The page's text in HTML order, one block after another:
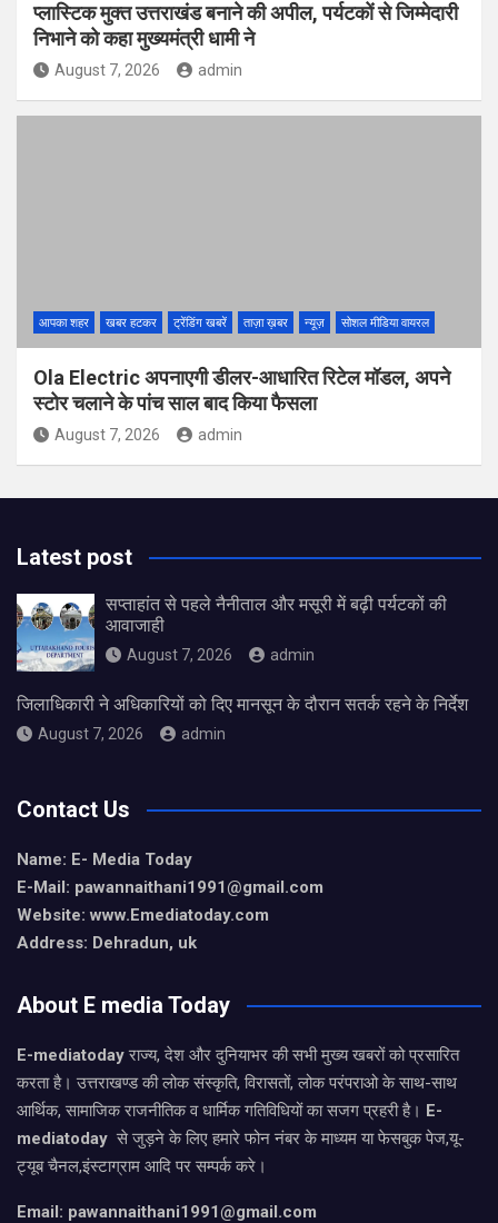
प्लास्टिक मुक्त उत्तराखंड बनाने की अपील, पर्यटकों से जिम्मेदारी
निभाने को कहा मुख्यमंत्री धामी ने
August 7, 2026 admin
आपका शहर खबर हटकर ट्रेंडिंग खबरें ताज़ा ख़बर न्यूज़ सोशल मीडिया वायरल
Ola Electric अपनाएगी डीलर-आधारित रिटेल मॉडल, अपने
स्टोर चलाने के पांच साल बाद किया फैसला
August 7, 2026 admin
Latest post
सप्ताहांत से पहले नैनीताल और मसूरी में बढ़ी पर्यटकों की
आवाजाही
August 7, 2026 admin
जिलाधिकारी ने अधिकारियों को दिए मानसून के दौरान सतर्क रहने के निर्देश
August 7, 2026 admin
Contact Us
Name: E- Media Today
E-Mail: pawannaithani1991@gmail.com
Website: www.Emediatoday.com
Address: Dehradun, uk
About E media Today
E-mediatodayराज्य, देश और दुनियाभर की सभी मुख्य खबरों को प्रसारित
करता है। उत्तराखण्ड की लोक संस्कृति, विरासतों, लोक परंपराओ के साथ-साथ
आर्थिक, सामाजिक राजनीतिक व धार्मिक गतिविधियों का सजग प्रहरी है। E-
mediatoday से जुड़ने के लिए हमारे फोन नंबर के माध्यम या फेसबुक पेज,यू-
ट्यूब चैनल,इंस्टाग्राम आदि पर सम्पर्क करे।
Email: pawannaithani1991@gmail.com